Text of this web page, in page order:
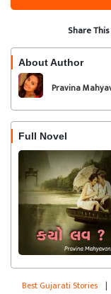
Share
About Author
Pravina
Full Novel
Best Gujarati Stories |